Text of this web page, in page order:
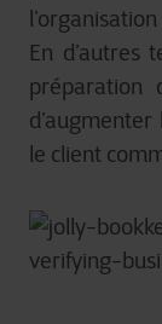
l’organisation
En d’autres
préparation
le client